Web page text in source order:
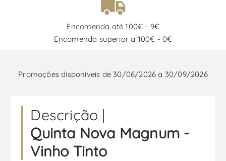
Encomenda até 100€ - 9€
Encomenda superior a 100€ - 0€
Promoções disponíveis de 30/06/2026 a 30/09/2026
Descrição |
Quinta Nova Magnum -
Vinho Tinto